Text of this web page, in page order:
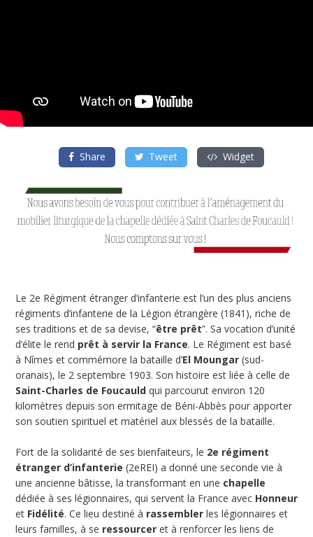
Share Tweet Widget
Le 2e Régiment étranger d’infanterie est l’un des plus anciens
régiments d’infanterie de la Légion étrangère (1841), riche de
ses traditions et de sa devise, “être prêt”. Sa vocation d’unité
d’élite le rend prêt à servir la France. Le Régiment est basé
à Nîmes et commémore la bataille d’El Moungar (sud-
oranais), le 2 septembre 1903. Son histoire est liée à celle de
Saint-Charles de Foucauld qui parcourut environ 120
kilomètres depuis son ermitage de Béni-Abbès pour apporter
son soutien spirituel et matériel aux blessés de la bataille.
Fort de la solidarité de ses bienfaiteurs, le 2e régiment
étranger d’infanterie (2eREI) a donné une seconde vie à
une ancienne bâtisse, la transformant en une chapelle
dédiée à ses légionnaires, qui servent la France avec Honneur
et Fidélité. Ce lieu destiné à rassembler les légionnaires et
leurs familles, à se ressourcer et à renforcer les liens de